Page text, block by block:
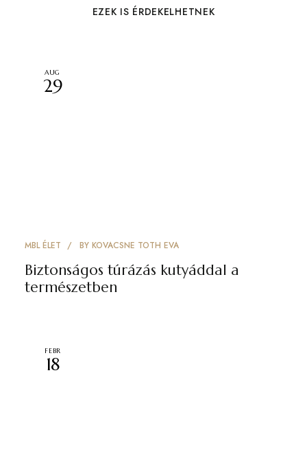
EZEK IS ÉRDEKELHETNEK
AUG
29
MBL ÉLET BY KOVACSNE TOTH EVA
Biztonságos túrázás kutyáddal a
természetben
FEBR
18